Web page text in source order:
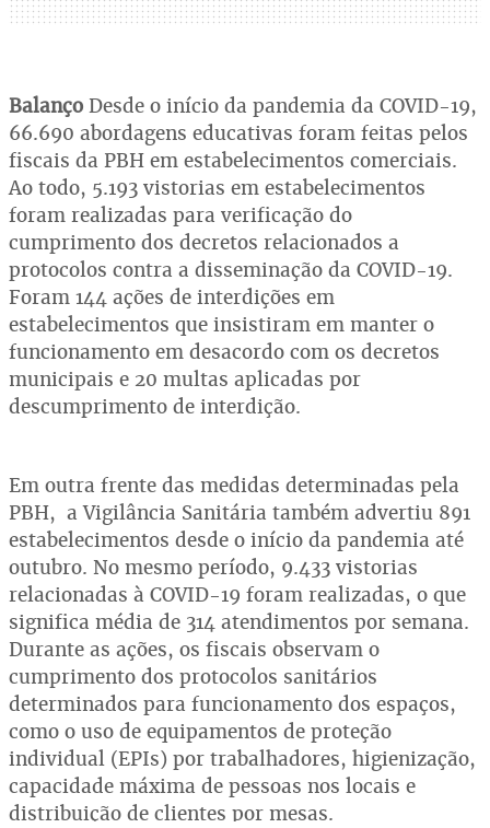
Balanço Desde o início da pandemia da COVID-19,
66.690 abordagens educativas foram feitas pelos
fiscais da PBH em estabelecimentos comerciais.
Ao todo, 5.193 vistorias em estabelecimentos
foram realizadas para verificação do
cumprimento dos decretos relacionados a
protocolos contra a disseminação da COVID-19.
Foram 144 ações de interdições em
estabelecimentos que insistiram em manter o
funcionamento em desacordo com os decretos
municipais e 20 multas aplicadas por
descumprimento de interdição.
Em outra frente das medidas determinadas pela
PBH, a Vigilância Sanitária também advertiu 891
estabelecimentos desde o início da pandemia até
outubro. No mesmo período, 9.433 vistorias
relacionadas à COVID-19 foram realizadas, o que
significa média de 314 atendimentos por semana.
Durante as ações, os fiscais observam o
cumprimento dos protocolos sanitários
determinados para funcionamento dos espaços,
como o uso de equipamentos de proteção
individual (EPIs) por trabalhadores, higienização,
capacidade máxima de pessoas nos locais e
distribuição de clientes por mesas.